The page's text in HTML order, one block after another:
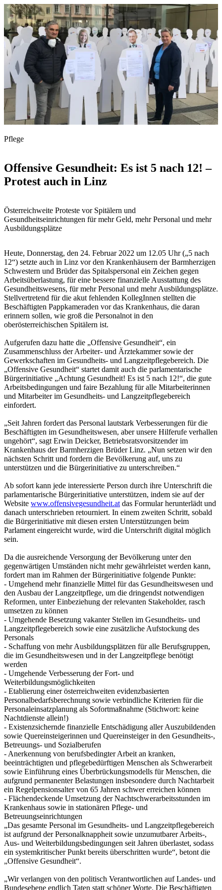
Pflege
Offensive Gesundheit: Es ist 5 nach 12! –
Protest auch in Linz
Österreichweite Proteste vor Spitälern und
Gesundheitseinrichtungen für mehr Geld, mehr Personal und mehr
Ausbildungsplätze
Heute, Donnerstag, den 24. Februar 2022 um 12.05 Uhr („5 nach
12“) setzte auch in Linz vor den Krankenhäusern der Barmherzigen
Schwestern und Brüder das Spitalspersonal ein Zeichen gegen
Arbeitsüberlastung, für eine bessere finanzielle Ausstattung des
Gesundheitswesens, für mehr Personal und mehr Ausbildungsplätze.
Stellvertretend für die akut fehlenden KollegInnen stellten die
Beschäftigten Pappkameraden vor das Krankenhaus, die daran
erinnern sollen, wie groß die Personalnot in den
oberösterreichischen Spitälern ist.
Aufgerufen dazu hatte die „Offensive Gesundheit“, ein
Zusammenschluss der Arbeiter- und Ärztekammer sowie der
Gewerkschaften im Gesundheits- und Langzeitpflegebereich. Die
„Offensive Gesundheit“ startet damit auch die parlamentarische
Bürgerinitiative „Achtung Gesundheit! Es ist 5 nach 12!“, die gute
Arbeitsbedingungen und faire Bezahlung für alle Mitarbeiterinnen
und Mitarbeiter im Gesundheits- und Langzeitpflegebereich
einfordert.
„Seit Jahren fordert das Personal lautstark Verbesserungen für die
Beschäftigten im Gesundheitswesen, aber unsere Hilferufe verhallen
ungehört“, sagt Erwin Deicker, Betriebsratsvorsitzender im
Krankenhaus der Barmherzigen Brüder Linz. „Nun setzen wir den
nächsten Schritt und fordern die Bevölkerung auf, uns zu
unterstützen und die Bürgerinitiative zu unterschreiben.“
Ab sofort kann jede interessierte Person durch ihre Unterschrift die
parlamentarische Bürgerinitiative unterstützen, indem sie auf der
Website www.offensivegesundheit.at das Formular herunterlädt und
danach unterschrieben retourniert. In einem zweiten Schritt, sobald
die Bürgerinitiative mit diesen ersten Unterstützungen beim
Parlament eingereicht wurde, wird die Unterschrift digital möglich
sein.
Da die ausreichende Versorgung der Bevölkerung unter den
gegenwärtigen Umständen nicht mehr gewährleistet werden kann,
fordert man im Rahmen der Bürgerinitiative folgende Punkte:
- Umgehend mehr finanzielle Mittel für das Gesundheitswesen und
den Ausbau der Langzeitpflege, um die dringendst notwendigen
Reformen, unter Einbeziehung der relevanten Stakeholder, rasch
umsetzen zu können
- Umgehende Besetzung vakanter Stellen im Gesundheits- und
Langzeitpflegebereich sowie eine zusätzliche Aufstockung des
Personals
- Schaffung von mehr Ausbildungsplätzen für alle Berufsgruppen,
die im Gesundheitswesen und in der Langzeitpflege benötigt
werden
- Umgehende Verbesserung der Fort- und
Weiterbildungsmöglichkeiten
- Etablierung einer österreichweiten evidenzbasierten
Personalbedarfsberechnung sowie verbindliche Kriterien für die
Personaleinsatzplanung als Sofortmaßnahme (Stichwort: keine
Nachtdienste allein!)
- Existenzsichernde finanzielle Entschädigung aller Auszubildenden
sowie Quereinsteigerinnen und Quereinsteiger in den Gesundheits-,
Betreuungs- und Sozialberufen
- Anerkennung von berufsbedingter Arbeit an kranken,
beeinträchtigten und pflegebedürftigen Menschen als Schwerarbeit
sowie Einführung eines Überbrückungsmodells für Menschen, die
aufgrund permanenter Belastungen insbesondere durch Nachtarbeit
ein Regelpensionsalter von 65 Jahren schwer erreichen können
- Flächendeckende Umsetzung der Nachtschwerarbeitsstunden im
Krankenhaus sowie in stationären Pflege- und
Betreuungseinrichtungen
„Das gesamte Personal im Gesundheits- und Langzeitpflegebereich
ist aufgrund der Personalknappheit sowie unzumutbarer Arbeits-,
Aus- und Weiterbildungsbedingungen seit Jahren überlastet, sodass
ein systemkritischer Punkt bereits überschritten wurde“, betont die
„Offensive Gesundheit“.
„Wir verlangen von den politisch Verantwortlichen auf Landes- und
Bundesebene endlich Taten statt schöner Worte. Die Beschäftigten